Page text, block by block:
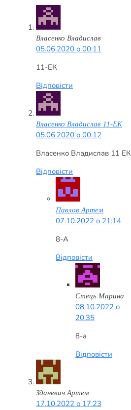
Власенко Владислав
05.06.2020 о 00:11
11-ЕК
Відповісти
Власенко Владислав 11-ЕК
05.06.2020 о 00:12
Власенко Владислав 11 ЕК
Відповісти
Павлов Артем
07.10.2022 о 21:14
8-A
Відповісти
Стець Марина
08.10.2022 о
20:35
8-а
Відповісти
Зданевич Артем
17.10.2022 о 17:23